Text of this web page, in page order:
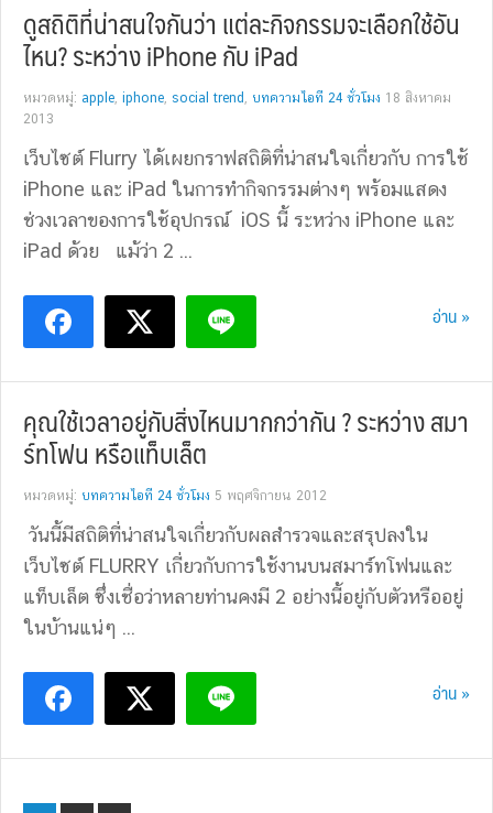
ดูสถิติที่น่าสนใจกันว่า แต่ละกิจกรรมจะเลือกใช้อัน
ไหน? ระหว่าง iPhone กับ iPad
หมวดหมู่: apple, iphone, social trend , บทความไอที 24 ชั่วโมง 18 สิงหาคม
2013
เว็บไซต์ Flurry ได้เผยกราฟสถิติที่น่าสนใจเกี่ยวกับ การใช้
iPhone และ iPad ในการทำกิจกรรมต่างๆ พร้อมแสดง
ช่วงเวลาของการใช้อุปกรณ์ iOS นี้ ระหว่าง iPhone และ
iPad ด้วย แม้ว่า 2 ...
อ่าน »
คุณใช้เวลาอยู่กับสิ่งไหนมากกว่ากัน ? ระหว่าง สมา
ร์ทโฟน หรือแท็บเล็ต
หมวดหมู่: บทความไอที 24 ชั่วโมง 5 พฤศจิกายน 2012
วันนี้มีสถิติที่น่าสนใจเกี่ยวกับผลสำรวจและสรุปลงใน
เว็บไซต์ FLURRY เกี่ยวกับการใช้งานบนสมาร์ทโฟนและ
แท็บเล็ต ซึ่งเชื่อว่าหลายท่านคงมี 2 อย่างนี้อยู่กับตัวหรืออยู่
ในบ้านแน่ๆ ...
อ่าน »